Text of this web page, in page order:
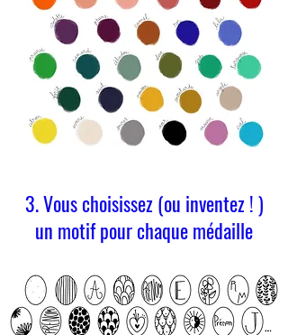
3. Vous choisissez (ou inventez ! )
un motif pour chaque médaille